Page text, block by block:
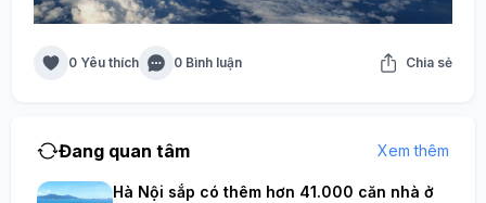
0 Yêu thích 0 Bình luận Chia sẻ
Đang quan tâm Xem thêm
Hà Nội sắp có thêm hơn 41.000 căn nhà ở